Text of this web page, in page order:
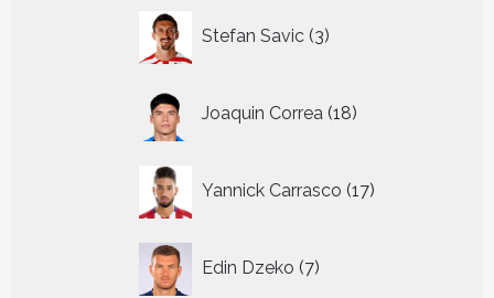
Stefan Savic 3
producten
Joaquin Correa 18
producten
Yannick Carrasco 17
producten
Edin Dzeko 7
producten